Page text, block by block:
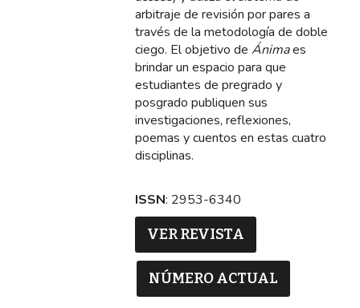
arbitraje de revisión por pares a
través de la metodología de doble
ciego. El objetivo de Ánimaes
brindar un espacio para que
estudiantes de pregrado y
posgrado publiquen sus
investigaciones, reflexiones,
poemas y cuentos en estas cuatro
disciplinas.
ISSN: 2953-6340
VER REVISTA
NÚMERO ACTUAL